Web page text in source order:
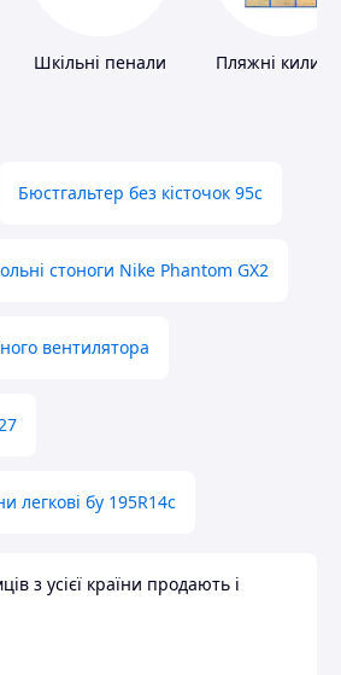
Шкільні пенали Пляжні
Бюстгальтер без кісточок 95с
стоноги Nike Phantom GX2
вентилятора
легкові бу 195R14c
з усієї країни продають і